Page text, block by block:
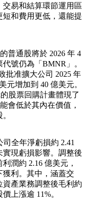
易和結算環節運用區
和費用更低，還能提
普通股將於 2026 年 4
號仍為「BMNR」。
批准擴大公司 2025 年
元增加到 40 億美元。
股票回購計畫體現了
會低於其內在價值，
全年淨虧損約 2.41
現虧損影響。調整後
潤約 2.16 億美元，
利。其中，涵蓋交
產業務調整後毛利約
上漲逾 11%。